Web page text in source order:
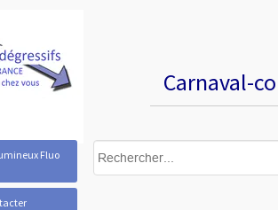
Fluo
Carnaval-